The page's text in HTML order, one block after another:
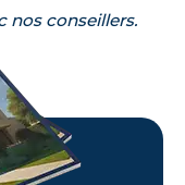
nos conseillers.